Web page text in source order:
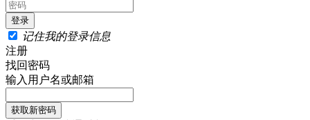
记住我的登录信息
注册
找回密码
输入用户名或邮箱